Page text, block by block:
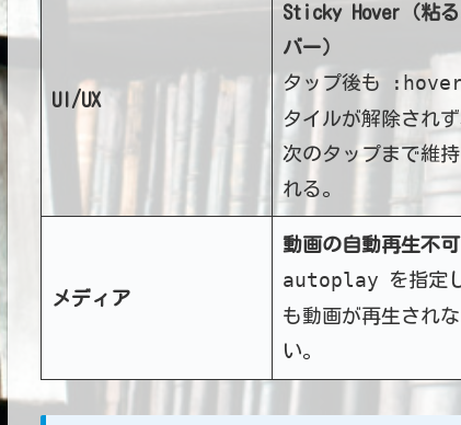
UI/UX
Sticky Hover（粘
バー）
タップ後も
タイルが解除されず
次のタップまで維
れる。
メディア
動画の自動再生不可
autoplay を指定
も動画が再生されな
い。